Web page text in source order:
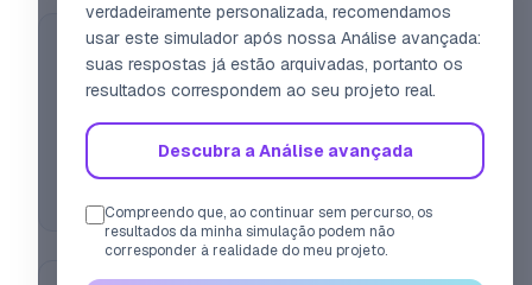
verdadeiramente personalizada, recomendamos
usar este simulador após nossa Análise avançada:
suas respostas já estão arquivadas, portanto os
resultados correspondem ao seu projeto real.
Descubra a Análise avançada
Compreendo que, ao continuar sem percurso, os
resultados da minha simulação podem não
corresponder à realidade do meu projeto.
Already have a company? (optional)
Enter your SIREN to pre-fill. Otherwise just continue — the
simulator is built for projects still being planned.